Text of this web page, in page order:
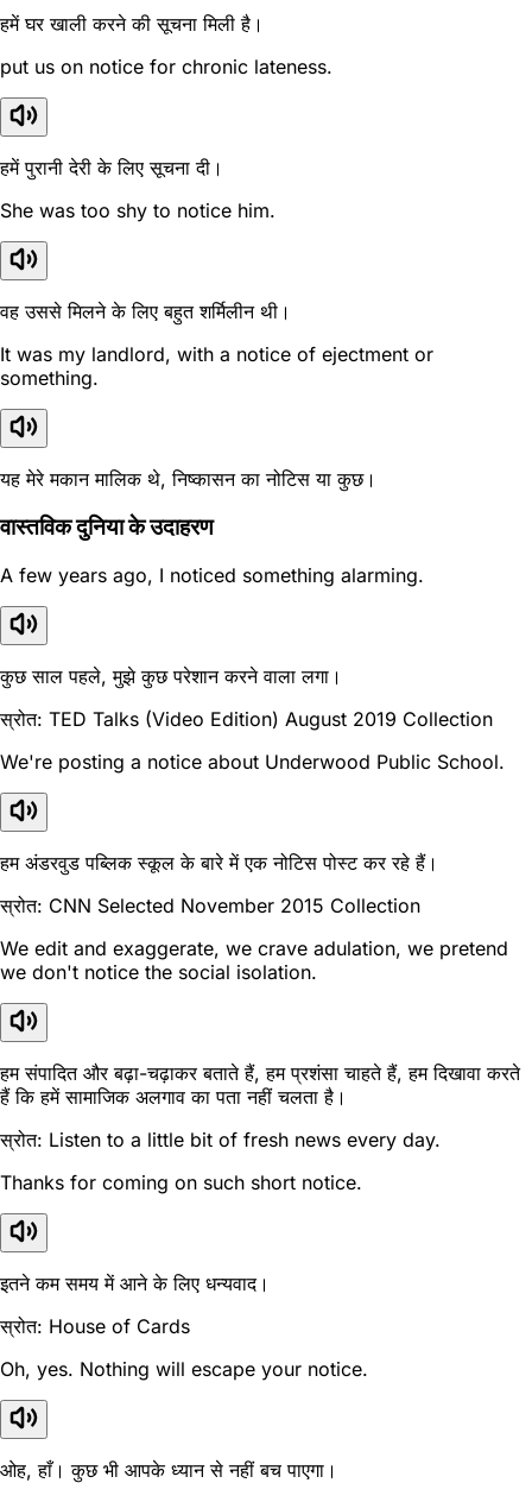
हमें घर खाली करने की सूचना मिली है।
put us on notice for chronic lateness.
हमें पुरानी देरी के लिए सूचना दी।
She was too shy to notice him.
वह उससे मिलने के लिए बहुत शर्मिलीन थी।
It was my landlord, with a notice of ejectment or
something.
यह मेरे मकान मालिक थे, निष्कासन का नोटिस या कुछ।
वास्तविक दुनिया के उदाहरण
A few years ago, I noticed something alarming.
कुछ साल पहले, मुझे कुछ परेशान करने वाला लगा।
स्रोत: TED Talks (Video Edition) August 2019 Collection
We're posting a notice about Underwood Public School.
हम अंडरवुड पब्लिक स्कूल के बारे में एक नोटिस पोस्ट कर रहे हैं।
स्रोत: CNN Selected November 2015 Collection
We edit and exaggerate, we crave adulation, we pretend
we don't notice the social isolation.
हम संपादित और बढ़ा-चढ़ाकर बताते हैं, हम प्रशंसा चाहते हैं, हम दिखावा करते
हैं कि हमें सामाजिक अलगाव का पता नहीं चलता है।
स्रोत: Listen to a little bit of fresh news every day.
Thanks for coming on such short notice.
इतने कम समय में आने के लिए धन्यवाद।
स्रोत: House of Cards
Oh, yes. Nothing will escape your notice.
ओह, हाँ। कुछ भी आपके ध्यान से नहीं बच पाएगा।